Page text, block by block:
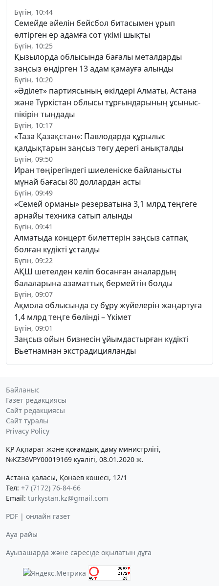
Бүгін, 10:44
Семейде әйелін бейсбол битасымен ұрып
өлтірген ер адамға сот үкімі шықты
Бүгін, 10:25
Қызылорда облысында бағалы металдарды
заңсыз өндірген 13 адам қамауға алынды
Бүгін, 10:20
«Әділет» партиясының өкілдері Алматы, Астана
және Түркістан облысы тұрғындарының ұсыныс-
пікірін тыңдады
Бүгін, 10:17
«Таза Қазақстан»: Павлодарда құрылыс
қалдықтарын заңсыз төгу дерегі анықталды
Бүгін, 09:50
Иран төңірегіндегі шиеленіске байланысты
мұнай бағасы 80 доллардан асты
Бүгін, 09:49
«Семей орманы» резерватына 3,1 млрд теңгеге
арнайы техника сатып алынды
Бүгін, 09:41
Алматыда концерт билеттерін заңсыз сатпақ
болған күдікті ұсталды
Бүгін, 09:22
АҚШ шетелден келіп босанған аналардың
балаларына азаматтық бермейтін болды
Бүгін, 09:07
Ақмола облысында су бұру жүйелерін жаңартуға
1,4 млрд теңге бөлінді – Үкімет
Бүгін, 09:01
Заңсыз ойын бизнесін ұйымдастырған күдікті
Вьетнамнан экстрадицияланды
Байланыс
Газет редакциясы
Сайт редакциясы
Сайт туралы
Privacy Policy
ҚР Ақпарат және қоғамдық даму министрлігі,
№KZ36VPY00019169 куәлігі, 08.01.2020 ж.
Астана қаласы, Қонаев көшесі, 12/1
Тел: +7 (7172) 76-84-66
Email: turkystan.kz@gmail.com
PDF | онлайн газет
Ауа райы
Ауызашарда және сәресіде оқылатын дұға